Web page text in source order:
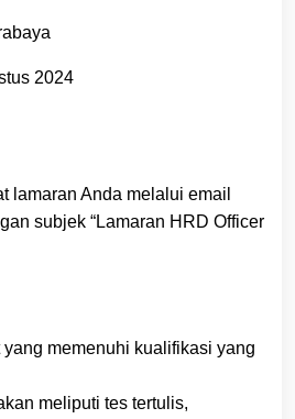
2024
lamaran Anda melalui email
subjek “Lamaran HRD Officer
memenuhi kualifikasi yang
meliputi tes tertulis,